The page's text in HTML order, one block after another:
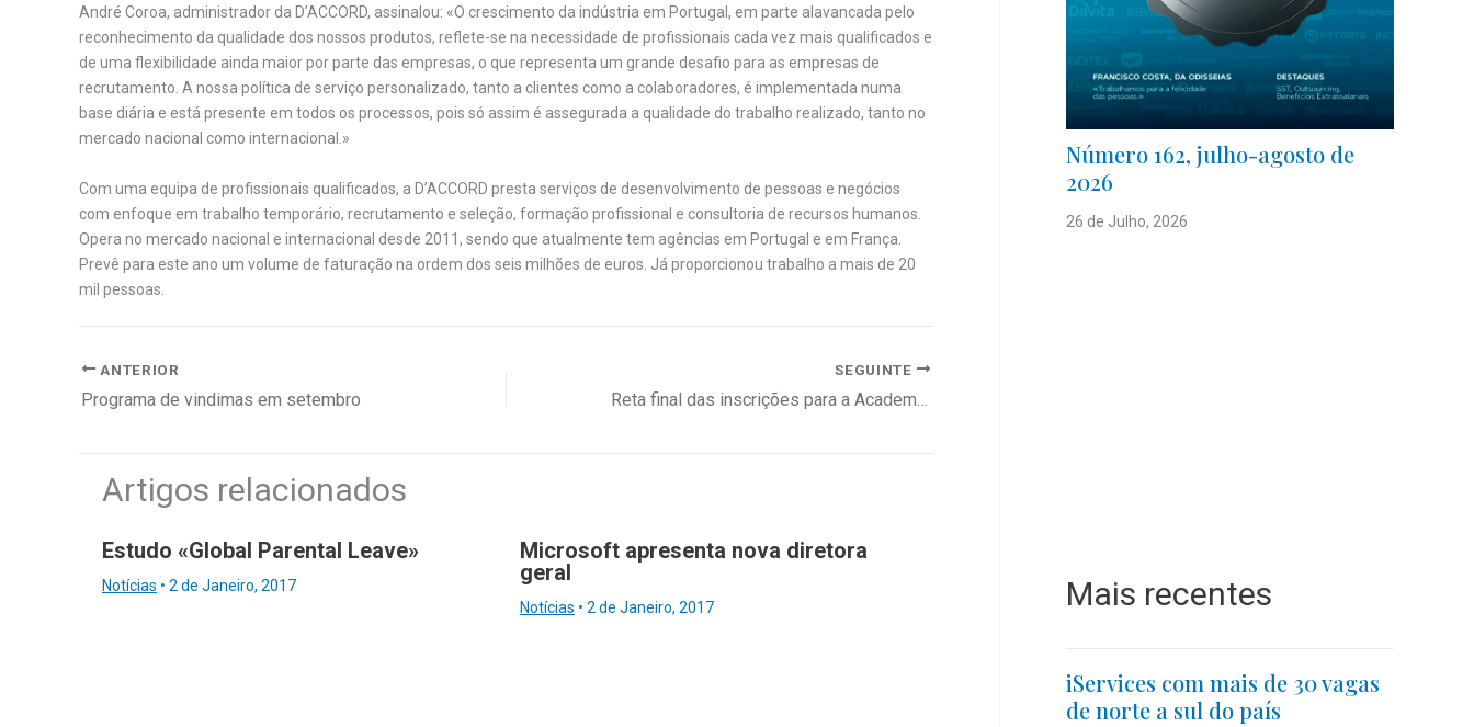
André Coroa, administrador da D’ACCORD, assinalou: «O crescimento da indústria em Portugal, em parte alavancada pelo
reconhecimento da qualidade dos nossos produtos, reflete-se na necessidade de profissionais cada vez mais qualificados e
de uma flexibilidade ainda maior por parte das empresas, o que representa um grande desafio para as empresas de
recrutamento. A nossa política de serviço personalizado, tanto a clientes como a colaboradores, é implementada numa
base diária e está presente em todos os processos, pois só assim é assegurada a qualidade do trabalho realizado, tanto no
mercado nacional como internacional.»
Com uma equipa de profissionais qualificados, a D’ACCORD presta serviços de desenvolvimento de pessoas e negócios
com enfoque em trabalho temporário, recrutamento e seleção, formação profissional e consultoria de recursos humanos.
Opera no mercado nacional e internacional desde 2011, sendo que atualmente tem agências em Portugal e em França.
Prevê para este ano um volume de faturação na ordem dos seis milhões de euros. Já proporcionou trabalho a mais de 20
mil pessoas.
ANTERIOR
Programa de vindimas em setembro
SEGUINTE
Reta final das inscrições para a Academia Glintt
Artigos relacionados
Estudo «Global Parental Leave»
Notícias • 2 de Janeiro, 2017
Microsoft apresenta nova diretora
geral
Notícias • 2 de Janeiro, 2017
Número 162, julho-agosto de
2026
26 de Julho, 2026
Mais recentes
iServices com mais de 30 vagas
de norte a sul do país